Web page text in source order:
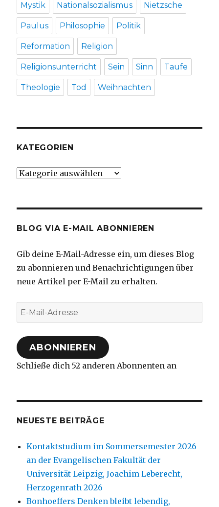
Mystik Nationalsozialismus Nietzsche
Paulus Philosophie Politik
Reformation Religion
Religionsunterricht Sein Sinn Taufe
Theologie Tod Weihnachten
KATEGORIEN
Kategorien
BLOG VIA E-MAIL ABONNIEREN
Gib deine E-Mail-Adresse ein, um dieses Blog
zu abonnieren und Benachrichtigungen über
neue Artikel per E-Mail zu erhalten.
E-
Mail-
Adresse
ABONNIEREN
Schließe dich 52 anderen Abonnenten an
NEUESTE BEITRÄGE
Kontaktstudium im Sommersemester 2026
an der Evangelischen Fakultät der
Universität Leipzig, Joachim Leberecht,
Herzogenrath 2026
Bonhoeffers Denken bleibt lebendig,